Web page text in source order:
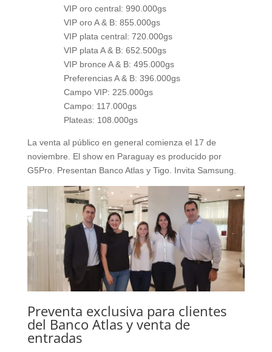
VIP oro central: 990.000gs
VIP oro A & B: 855.000gs
VIP plata central: 720.000gs
VIP plata A & B: 652.500gs
VIP bronce A & B: 495.000gs
Preferencias A & B: 396.000gs
Campo VIP: 225.000gs
Campo: 117.000gs
Plateas: 108.000gs
La venta al público en general comienza el 17 de
noviembre. El show en Paraguay es producido por
G5Pro. Presentan Banco Atlas y Tigo. Invita Samsung.
Preventa exclusiva para clientes
del Banco Atlas y venta de
entradas